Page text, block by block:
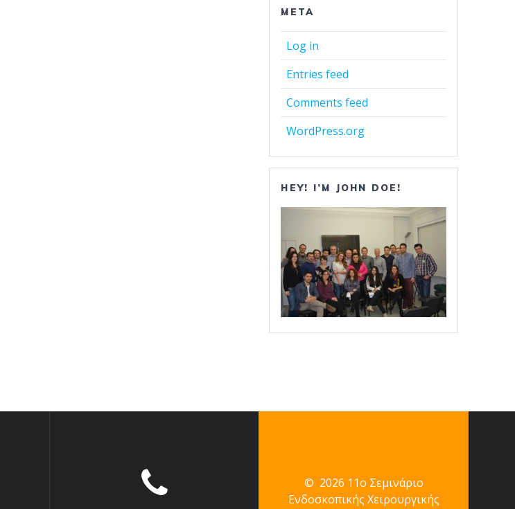
META
Log in
Entries feed
Comments feed
WordPress.org
HEY! I’M JOHN DOE!
© 2026 11ο Σεμινάριο
Ενδοσκοπικής Χειρουργικής